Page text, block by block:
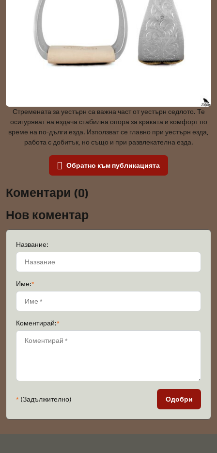
Стремената за уестърн са важна част от уестърн седлото. Те
осигуряват на ездача стабилна опора за краката и комфорт по
време на по-дълги езда. Използват се главно при уестърн езда,
работа с добитък, но също и при развлекателна езда.
Обратно към публикацията
Коментари (0)
Нов коментар
Название:
Име:*
Коментирай:*
* (Задължително) Одобри